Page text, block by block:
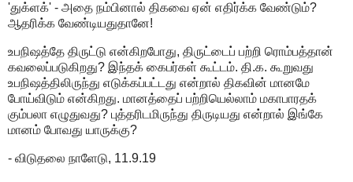
'துக்ளக்' - அதை நம்பினால் திகவை ஏன் எதிர்க்க வேண்டும்?
ஆதரிக்க வேண்டியதுதானே!
உபநிஷத்தே திருட்டு என்கிறபோது, திருட்டைப் பற்றி ரொம்பத்தான்
கவலைப்படுகிறது? இந்தக் கைபர்கள் கூட்டம். தி.க. கூறுவது
உபநிஷத்திலிருந்து எடுக்கப்பட்டது என்றால் திகவின் மானமே
போய்விடும் என்கிறது. மானத்தைப் பற்றியெல்லாம் மகாபாரதக்
கும்பலா எழுதுவது? புத்தரிடமிருந்து திருடியது என்றால் இங்கே
மானம் போவது யாருக்கு?
- விடுதலை நாளேடு, 11.9.19